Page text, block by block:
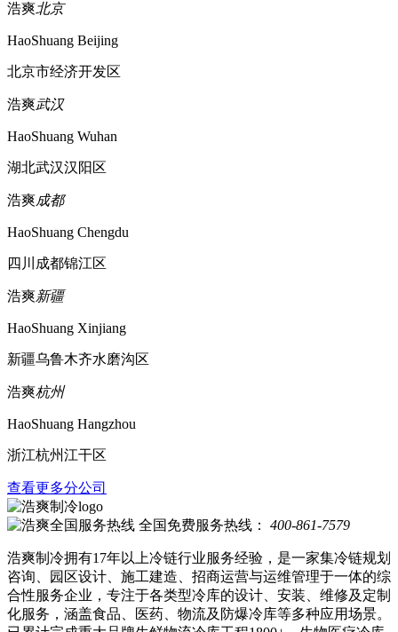
浩爽北京
HaoShuang Beijing
北京市经济开发区
浩爽武汉
HaoShuang Wuhan
湖北武汉汉阳区
浩爽成都
HaoShuang Chengdu
四川成都锦江区
浩爽新疆
HaoShuang Xinjiang
新疆乌鲁木齐水磨沟区
浩爽杭州
HaoShuang Hangzhou
浙江杭州江干区
查看更多分公司
全国免费服务热线： 400-861-7579
浩爽制冷拥有17年以上冷链行业服务经验，是一家集冷链规划
咨询、园区设计、施工建造、招商运营与运维管理于一体的综
合性服务企业，专注于各类型冷库的设计、安装、维修及定制
化服务，涵盖食品、医药、物流及防爆冷库等多种应用场景。